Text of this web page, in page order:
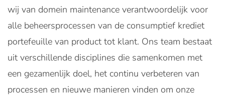
wij van domein maintenance verantwoordelijk voor
alle beheersprocessen van de consumptief krediet
portefeuille van product tot klant. Ons team bestaat
uit verschillende disciplines die samenkomen met
een gezamenlijk doel, het continu verbeteren van
processen en nieuwe manieren vinden om onze